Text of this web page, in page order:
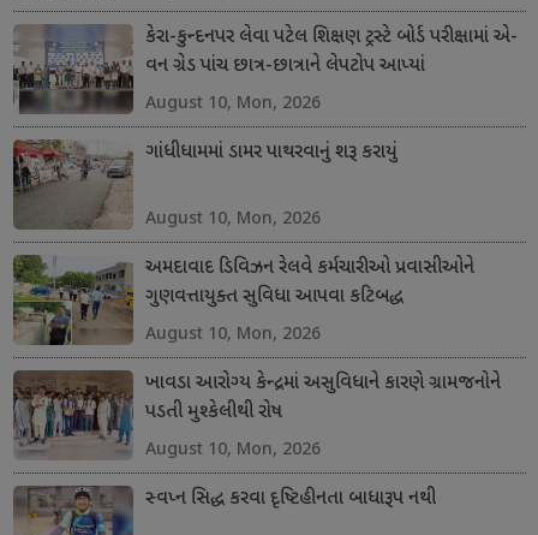
કેરા-કુન્દનપર લેવા પટેલ શિક્ષણ ટ્રસ્ટે બોર્ડ પરીક્ષામાં એ-
વન ગ્રેડ પાંચ છાત્ર-છાત્રાને લેપટોપ આપ્યાં
August 10, Mon, 2026
ગાંધીધામમાં ડામર પાથરવાનું શરૂ કરાયું
August 10, Mon, 2026
અમદાવાદ ડિવિઝન રેલવે કર્મચારીઓ પ્રવાસીઓને
ગુણવત્તાયુક્ત સુવિધા આપવા કટિબદ્ધ
August 10, Mon, 2026
ખાવડા આરોગ્ય કેન્દ્રમાં અસુવિધાને કારણે ગ્રામજનોને
પડતી મુશ્કેલીથી રોષ
August 10, Mon, 2026
સ્વપ્ન સિદ્ધ કરવા દૃષ્ટિહીનતા બાધારૂપ નથી